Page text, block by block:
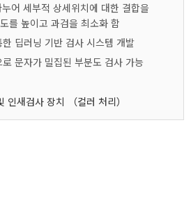
어 세부적 상세위치에 대한 결합을
를 높이고 과검을 최소화 함
딥러닝 기반 검사 시스템 개발
문자가 밀집된 부분도 검사 가능